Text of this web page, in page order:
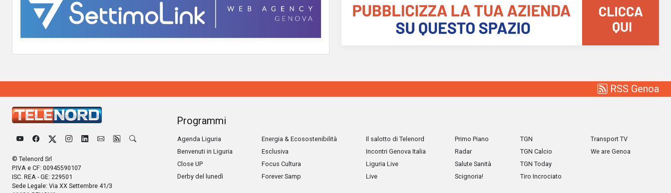
RSS Genoa
© Telenord Srl
P.IVA e CF: 00945590107
ISC. REA - GE: 229501
Sede Legale: Via XX Settembre 41/3
Programmi
Agenda Liguria
Benvenuti in Liguria
Close UP
Derby del lunedì
Energia & Ecosostenibilità
Esclusiva
Focus Cultura
Forever Samp
Il salotto di Telenord
Incontri Genova Italia
Liguria Live
Live
Primo Piano
Radar
Salute Sanità
Scignoria!
TGN
TGN Calcio
TGN Today
Tiro Incrociato
Transport TV
We are Genoa